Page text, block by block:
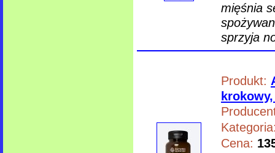
mięśnia
sprzyja
Produkt:
Cena: